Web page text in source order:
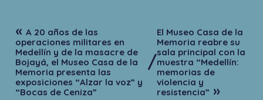
«A 20 años de las
operaciones militares en
Medellín y de la masacre de
Bojayá, el Museo Casa de la
Memoria presenta las
exposiciones “Alzar la voz” y
“Bocas de Ceniza”
/
El Museo Casa de la
Memoria reabre su
sala principal con la
muestra “Medellín:
memorias de
violencia y
resistencia” »